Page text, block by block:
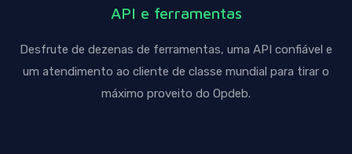
API e ferramentas
Desfrute de dezenas de ferramentas, uma API confiável e
um atendimento ao cliente de classe mundial para tirar o
máximo proveito do Opdeb.